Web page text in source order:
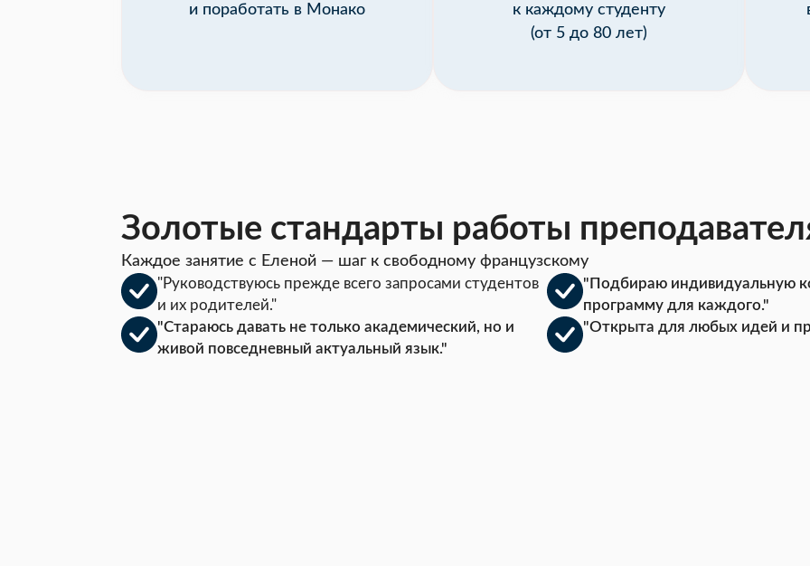
и поработать в Монако
к каждому студенту
(от 5 до 80 лет)
Золотые стандарты работы
Каждое занятие с Еленой — шаг к свободному французскому
"Руководствуюсь прежде всего запросами студентов
и их родителей."
"Подбираю индивидуальную
программу для каждого."
"Стараюсь давать не только академический, но и
живой повседневный актуальный язык."
"Открыта для любых идей и